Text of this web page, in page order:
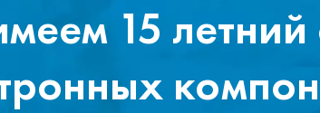
15 летний